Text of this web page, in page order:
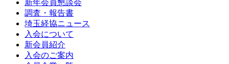
新年会員懇談会
調査・報告書
埼玉経協ニュース
入会について
新会員紹介
入会のご案内